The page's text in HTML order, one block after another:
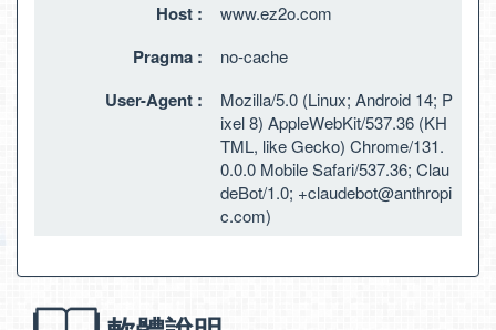
Host : www.ez2o.com
Pragma : no-cache
User-Agent :
Mozilla/5.0 (Linux; Android 14; P
ixel 8) AppleWebKit/537.36 (KH
TML, like Gecko) Chrome/131.
0.0.0 Mobile Safari/537.36; Clau
deBot/1.0; +claudebot@anthropi
c.com)